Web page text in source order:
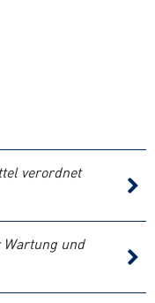
verordnet
Wartung und